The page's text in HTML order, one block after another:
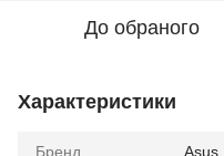
До обраного
Характеристики
Бренд Asus